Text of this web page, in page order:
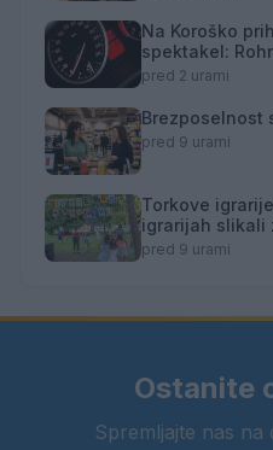
Na Koroško
spektakel:
progah in
pred 2 urami
Brezposelnost
pred 9 urami
Torkove
igrarijah slikali
pred 9 urami
Ostanite
Spremljajte nas